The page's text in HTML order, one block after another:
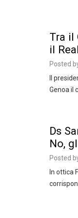
Tra il
il
Posted
Il
Genoa il
Ds
No,
Posted
In ottica